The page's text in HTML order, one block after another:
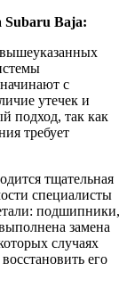
Subaru Baja:
с
утечек и
подход, так как
требует
тщательная
специалисты
подшипники,
замена
случаях
его